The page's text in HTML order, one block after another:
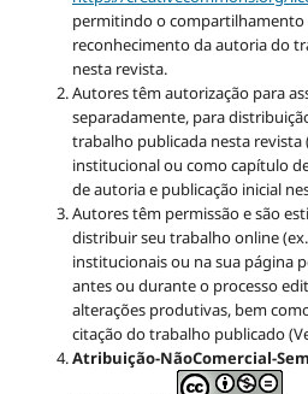
permitindo o
reconhecimento da autoria do
nesta revista.
Autores têm autorização para
separadamente, para
trabalho publicada nesta
institucional ou como capítulo
de autoria e publicação inicial
Autores têm permissão e são
distribuir seu trabalho online
institucionais ou na sua página
antes ou durante o processo
alterações produtivas, bem
citação do trabalho publicado
Atribuição-NãoComercial-